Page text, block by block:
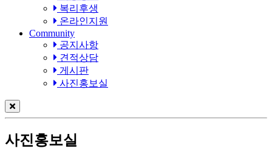
복리후생
온라인지원
Community
공지사항
견적상담
게시판
사진홍보실
사진홍보실